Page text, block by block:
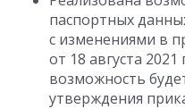
паспортных
с изменениями в
от 18 августа
возможность
утверждения